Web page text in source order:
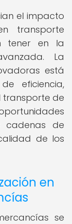
el impacto
transporte
tener en la
La
está
eficiencia,
transporte de
cadenas de
de los
en
se